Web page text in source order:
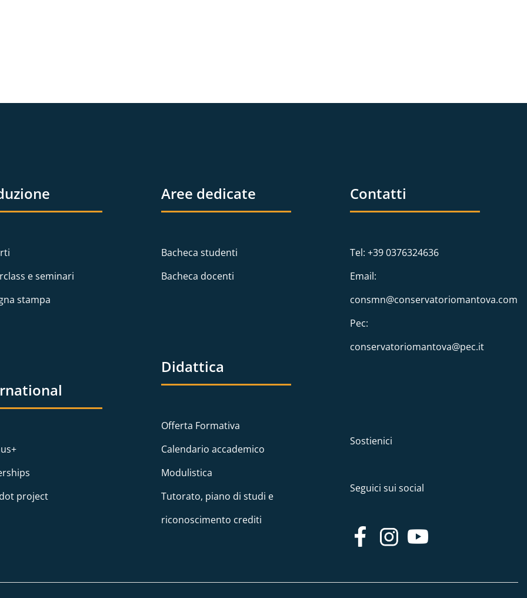
e seminari
stampa
project
Aree dedicate
Bacheca studenti
Bacheca docenti
Didattica
Offerta Formativa
Calendario accademico
Modulistica
Tutorato, piano di studi e
riconoscimento crediti
Contatti
Tel: +39 0376324636
Email:
consmn@conservatoriomantova.com
Pec:
conservatoriomantova@pec.it
Sostienici
Seguici sui social